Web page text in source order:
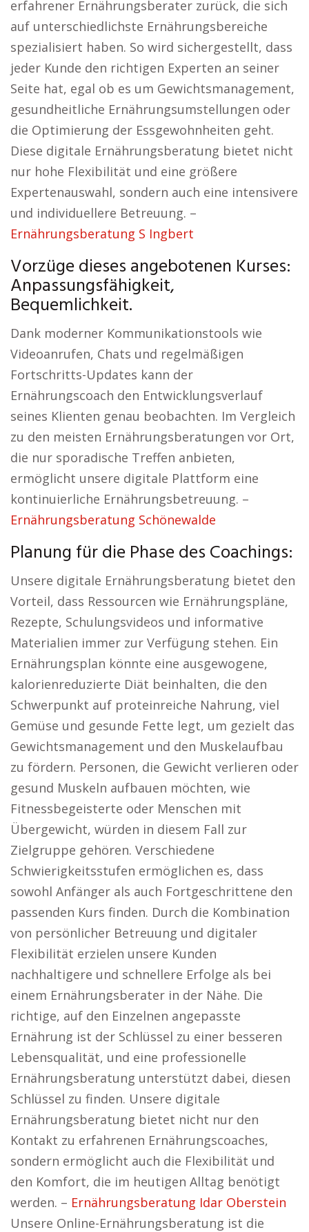
erfahrener Ernährungsberater zurück, die sich
auf unterschiedlichste Ernährungsbereiche
spezialisiert haben. So wird sichergestellt, dass
jeder Kunde den richtigen Experten an seiner
Seite hat, egal ob es um Gewichtsmanagement,
gesundheitliche Ernährungsumstellungen oder
die Optimierung der Essgewohnheiten geht.
Diese digitale Ernährungsberatung bietet nicht
nur hohe Flexibilität und eine größere
Expertenauswahl, sondern auch eine intensivere
und individuellere Betreuung. –
Ernährungsberatung S Ingbert
Vorzüge dieses angebotenen Kurses:
Anpassungsfähigkeit,
Bequemlichkeit.
Dank moderner Kommunikationstools wie
Videoanrufen, Chats und regelmäßigen
Fortschritts-Updates kann der
Ernährungscoach den Entwicklungsverlauf
seines Klienten genau beobachten. Im Vergleich
zu den meisten Ernährungsberatungen vor Ort,
die nur sporadische Treffen anbieten,
ermöglicht unsere digitale Plattform eine
kontinuierliche Ernährungsbetreuung. –
Ernährungsberatung Schönewalde
Planung für die Phase des Coachings:
Unsere digitale Ernährungsberatung bietet den
Vorteil, dass Ressourcen wie Ernährungspläne,
Rezepte, Schulungsvideos und informative
Materialien immer zur Verfügung stehen. Ein
Ernährungsplan könnte eine ausgewogene,
kalorienreduzierte Diät beinhalten, die den
Schwerpunkt auf proteinreiche Nahrung, viel
Gemüse und gesunde Fette legt, um gezielt das
Gewichtsmanagement und den Muskelaufbau
zu fördern. Personen, die Gewicht verlieren oder
gesund Muskeln aufbauen möchten, wie
Fitnessbegeisterte oder Menschen mit
Übergewicht, würden in diesem Fall zur
Zielgruppe gehören. Verschiedene
Schwierigkeitsstufen ermöglichen es, dass
sowohl Anfänger als auch Fortgeschrittene den
passenden Kurs finden. Durch die Kombination
von persönlicher Betreuung und digitaler
Flexibilität erzielen unsere Kunden
nachhaltigere und schnellere Erfolge als bei
einem Ernährungsberater in der Nähe. Die
richtige, auf den Einzelnen angepasste
Ernährung ist der Schlüssel zu einer besseren
Lebensqualität, und eine professionelle
Ernährungsberatung unterstützt dabei, diesen
Schlüssel zu finden. Unsere digitale
Ernährungsberatung bietet nicht nur den
Kontakt zu erfahrenen Ernährungscoaches,
sondern ermöglicht auch die Flexibilität und
den Komfort, die im heutigen Alltag benötigt
werden. – Ernährungsberatung Idar Oberstein
Unsere Online-Ernährungsberatung ist die